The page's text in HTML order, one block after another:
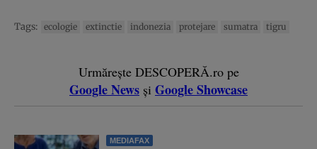
Tags: ecologie extinctie indonezia protejare sumatra tigru
Urmărește DESCOPERĂ.ro pe
Google News și Google Showcase
MEDIAFAX